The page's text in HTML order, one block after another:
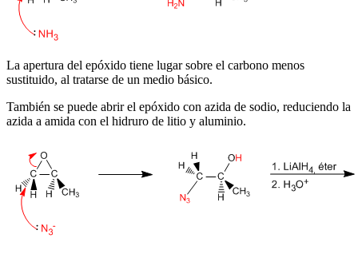
La apertura del epóxido tiene lugar sobre el carbono menos
sustituido, al tratarse de un medio básico.
También se puede abrir el epóxido con azida de sodio, reduciendo la
azida a amida con el hidruro de litio y aluminio.